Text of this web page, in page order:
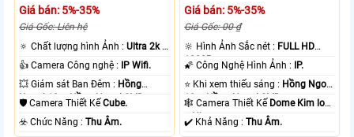
Giá bán: 5%-35%
Giá Gốc: Liên hệ
🔅 Chất lượng hình Ảnh :Ultra 2k +
.
👍 Camera Công nghệ :
IP Wifi.
💥 Giám sát Ban Đêm : Hồng
Ngoại 10m Hồng Ngoại SMD.
🛡 Camera Thiết KếCube.
️☣️ Chức Năng :Thu Âm.
Giá bán: 5%-35%
Giá Gốc: 00 ₫
🔆 Hình Ảnh Sắc nét : FULL HD
1080P .
🌠 Công Nghệ Hình Ảnh :
IP.
⭐ Khi xem thiếu sáng : Hồng Ngoại
10m Hồng Ngoại SMD.
🕸️ Camera Thiết Kế Dome Kim loại
+ Nhựa.
️✔️ Khả Năng :Thu Âm.